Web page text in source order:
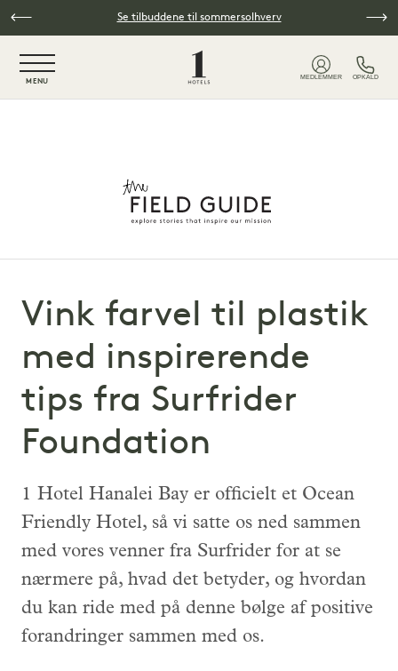
Spring til hovedindholdSe tilbuddene til sommersolhverv
MENU
MEDLEMMER OPKALD
Vink farvel til plastik
med inspirerende
tips fra Surfrider
Foundation
1 Hotel Hanalei Bay er officielt et Ocean
Friendly Hotel, så vi satte os ned sammen
med vores venner fra Surfrider for at se
nærmere på, hvad det betyder, og hvordan
du kan ride med på denne bølge af positive
forandringer sammen med os.